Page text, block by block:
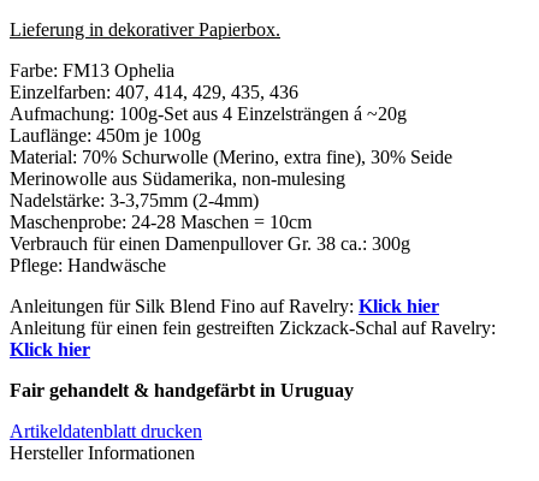
Lieferung in dekorativer Papierbox.
Farbe: FM13 Ophelia
Einzelfarben: 407, 414, 429, 435, 436
Aufmachung: 100g-Set aus 4 Einzelsträngen á ~20g
Lauflänge: 450m je 100g
Material: 70% Schurwolle (Merino, extra fine), 30% Seide
Merinowolle aus Südamerika, non-mulesing
Nadelstärke: 3-3,75mm (2-4mm)
Maschenprobe: 24-28 Maschen = 10cm
Verbrauch für einen Damenpullover Gr. 38 ca.: 300g
Pflege: Handwäsche
Anleitungen für Silk Blend Fino auf Ravelry: Klick hier
Anleitung für einen fein gestreiften Zickzack-Schal auf Ravelry:
Klick hier
Fair gehandelt & handgefärbt in Uruguay
Artikeldatenblatt drucken
Hersteller Informationen